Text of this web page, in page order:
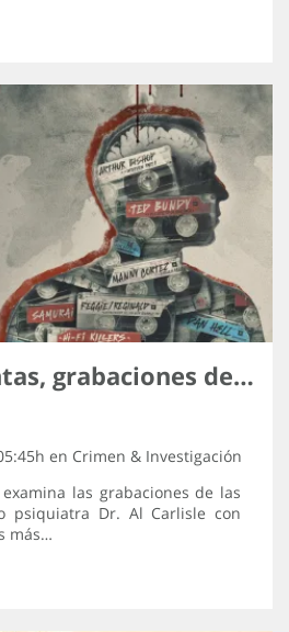
Mentes violentas, grabaciones de los asesinos
en Crimen & Investigación
las grabaciones de las
psiquiatra Dr. Al Carlisle con
más…